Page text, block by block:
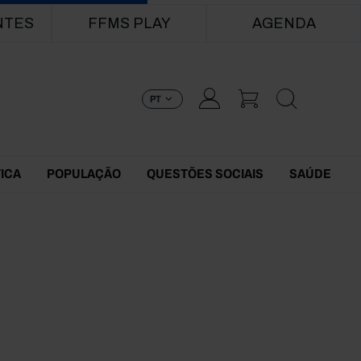
FFMS PLAY AGENDA
PT
POPULAÇÃO QUESTÕES SOCIAIS SAÚDE